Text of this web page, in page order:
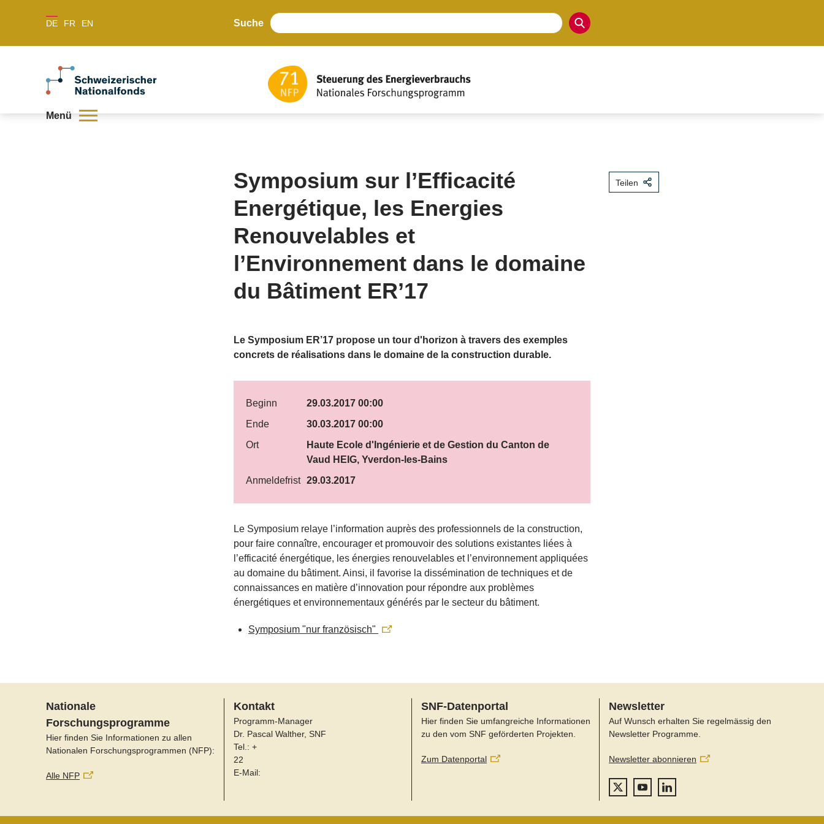
DE FR EN Suche
Menü
Symposium sur l’Efficacité
Energétique, les Energies
Renouvelables et
l’Environnement dans le domaine
du Bâtiment ER’17
Le Symposium ER’17 propose un tour d'horizon à travers des exemples
concrets de réalisations dans le domaine de la construction durable.
Beginn
29.03.2017 00:00
Ende
30.03.2017 00:00
Ort
Haute Ecole d'Ingénierie et de Gestion du Canton de
Vaud HEIG, Yverdon-les-Bains
Anmeldefrist 29.03.2017
​Le Symposium relaye l’information auprès des professionnels de la construction,
pour faire connaître, encourager et promouvoir des solutions existantes liées à
l’efficacité énergétique, les énergies renouvelables et l’environnement appliquées
au domaine du bâtiment. Ainsi, il favorise la dissémination de techniques et de
connaissances en matière d’innovation pour répondre aux problèmes
énergétiques et environnementaux générés par le secteur du bâtiment.
Symposium "nur französisch"
Teilen
Nationale
Forschungsprogramme
Hier finden Sie Informationen zu allen
Nationalen Forschungsprogrammen (NFP):
Alle NFP
Kontakt
Programm-Manager
Dr. Pascal Walther, SNF
Tel.: +
22
E-Mail:
SNF-Datenportal
Hier finden Sie umfangreiche Informationen
zu den vom SNF geförderten Projekten.
Zum Datenportal
Newsletter
Auf Wunsch erhalten Sie regelmässig den
Newsletter Programme.
Newsletter abonnieren